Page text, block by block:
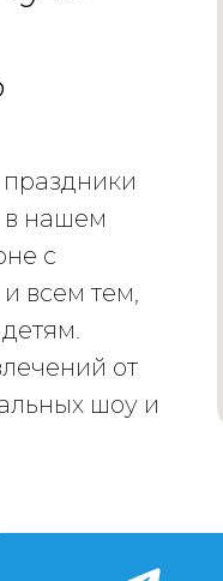
в нашем
с
всем тем,
от
шоу и